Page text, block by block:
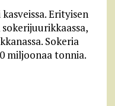
Erityisen
Sokeria
miljoonaa tonnia.